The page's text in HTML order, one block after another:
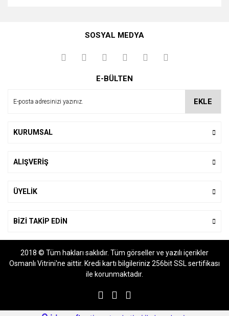
kullanarak tarafımıza iletebilirsiniz.
Görüş ve önerileriniz için teşekkür ederiz.
Ürün açıklamasında eksik bilgiler bulunuyor.
SOSYAL MEDYA
E-BÜLTEN
EKLE
KURUMSAL
ALIŞVERİŞ
ÜYELİK
BİZİ TAKİP EDİN
2018 © Tüm hakları saklıdır. Tüm görseller ve yazılı içerikler
Osmanlı Vitrini'ne aittir. Kredi kartı bilgileriniz 256bit SSL sertifikası
ile korunmaktadır.